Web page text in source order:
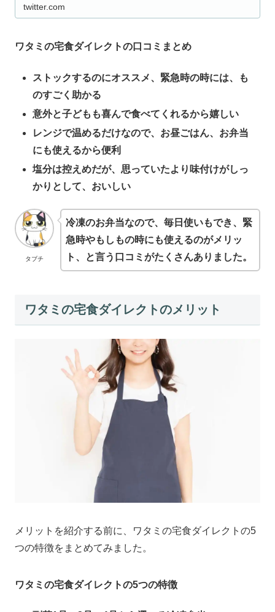
twitter.com
ワタミの宅食ダイレクトの口コミまとめ
ストックするのにオススメ、緊急時の時には、も
のすごく助かる
意外と子どもも喜んで食べてくれるから嬉しい
レンジで温めるだけなので、お昼ごはん、お弁当
にも使えるから便利
塩分は控えめだが、思っていたより味付けがしっ
かりとして、おいしい
タブチ
冷凍のお弁当なので、毎日使いもでき、緊
急時やもしもの時にも使えるのがメリッ
ト、と言う口コミがたくさんありました。
ワタミの宅食ダイレクトのメリット
メリットを紹介する前に、ワタミの宅食ダイレクトの5
つの特徴をまとめてみました。
ワタミの宅食ダイレクトの5つの特徴